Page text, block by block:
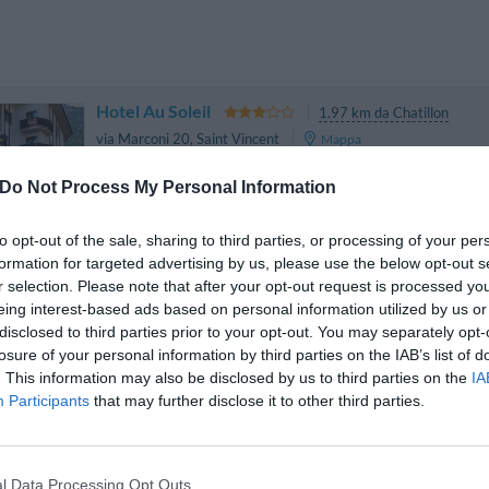
Do Not Process My Personal Information
opt-out of the sale, sharing to third parties, or processing of your
for targeted advertising by us, please use the below opt-out
selection. Please note that after your opt-out request is processed
interest-based ads based on personal information utilized by us
to third parties prior to your opt-out. You may separately
of your personal information by third parties on the IAB’s list of
This information may also be disclosed by us to third parties on the
Participants that may further disclose it to other third parties.
Data Processing Opt Outs
Hotel Au Soleil
1.97 km da Chatillon
via Marconi 20, Saint Vincent
Mappa
L'Hotel Au Soleil è situato a Saint-Vincent, in posizione centrale a un
Chanoux, la zona pedonale riservata allo shopping.
La soluzione più vicina per il tuo soggiorno a Chatillon
Hotel Alla Posta
2.54 km
piazza 28 Aprile 1 ,Saint Vincent
Mappa
L' Hotel Alla Posta, completamente rinnovato, sorge nel centro
pedonale e davanti alla Funicolare che porta alle Terme ed alla
consente inoltre di raggiungere comodament...